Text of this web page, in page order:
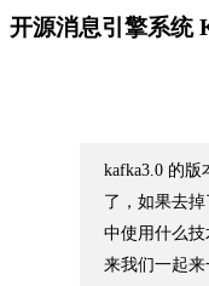
开源消息引擎系统
kafka3.0 的版
了，如果去
中使用什么
来我们一起